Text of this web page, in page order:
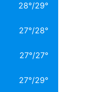
28°/29°
27°/28°
27°/27°
27°/29°